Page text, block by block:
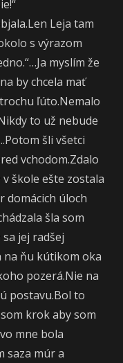
Leja tam
s výrazom
myslím že
by chcela mať
ľúto.Nemalo
to už nebude
šli všetci
vchodom.Zdalo
v škole ešte zostala
domácich úloch
šla som
jej radšej
na ňu kútikom oka
pozerá.Nie na
postavu.Bol to
krok aby som
mne bola
saza múr a